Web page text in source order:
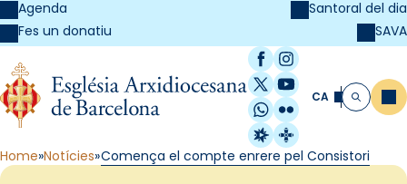
Agenda
Fes un donatiu
Santoral del dia
SAVA
Facebook
Instagram
X / Twitter
YouTube
WhatsApp
Flickr
Radio Estel
Catalunya
CA Cerca
Home Notícies Comença el compte enrere pel Consistori